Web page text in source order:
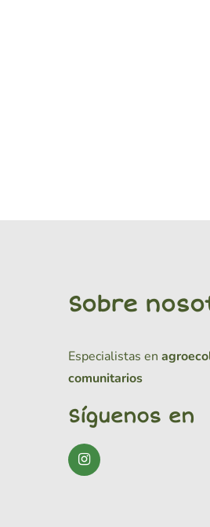
Sobre
Especialistas en
comunitarios
Síguenos en